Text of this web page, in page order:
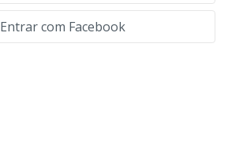
Entrar com Facebook